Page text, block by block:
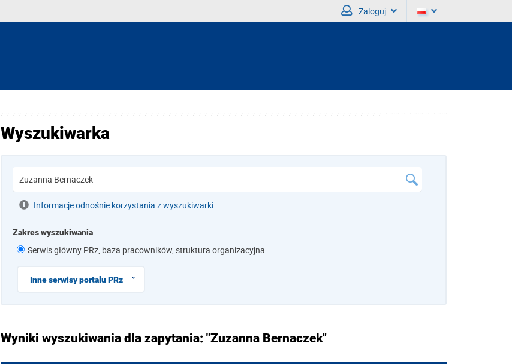
Zaloguj
Wyszukiwarka
Informacje odnośnie korzystania z wyszukiwarki
Zakres wyszukiwania
Serwis główny PRz, baza pracowników, struktura organizacyjna
Inne serwisy portalu PRz
Wyniki wyszukiwania dla zapytania: "Zuzanna Bernaczek"